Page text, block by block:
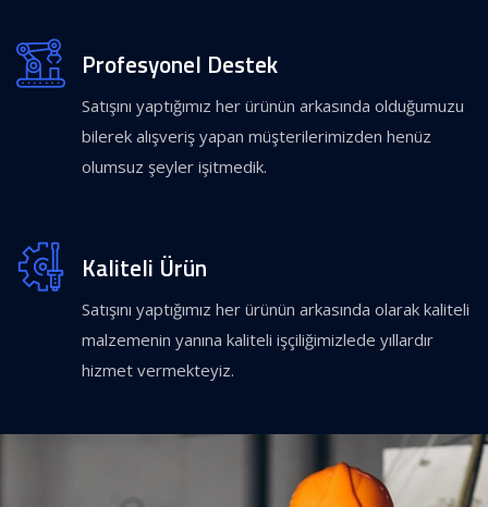
Profesyonel Destek
Satışını yaptığımız her ürünün arkasında olduğumuzu
bilerek alışveriş yapan müşterilerimizden henüz
olumsuz şeyler işitmedik.
Kaliteli Ürün
Satışını yaptığımız her ürünün arkasında olarak kaliteli
malzemenin yanına kaliteli işçiliğimizlede yıllardır
hizmet vermekteyiz.